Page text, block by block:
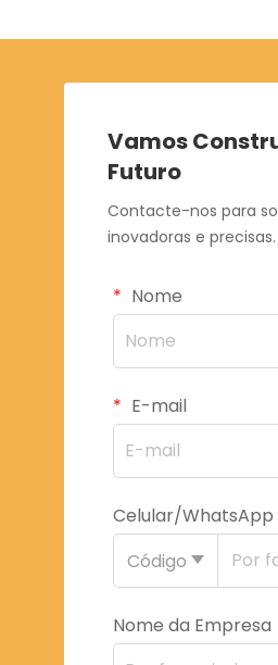
Vamos
Futuro
Contacte-nos para
inovadoras e precisas.
Nome
E-mail
Celular/WhatsApp
Código
Nome da Empresa